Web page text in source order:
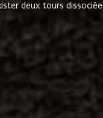
deux tours